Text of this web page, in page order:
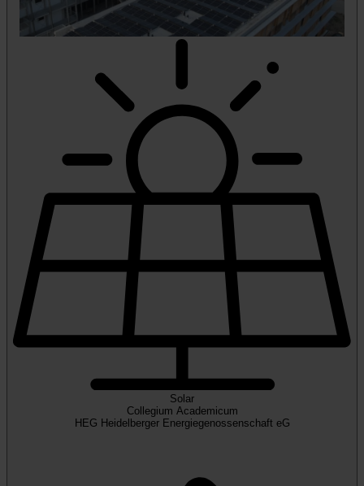
Solar
Collegium Academicum
HEG Heidelberger Energiegenossenschaft eG